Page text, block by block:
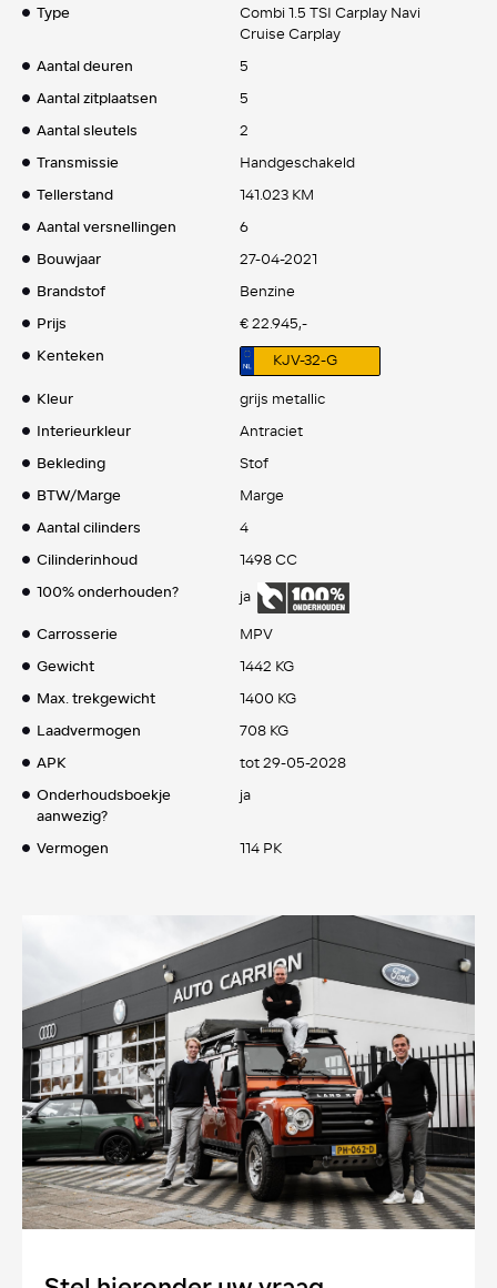
Type
Combi 1.5 TSI Carplay Navi
Cruise Carplay
Aantal deuren
5
Aantal zitplaatsen
5
Aantal sleutels
2
Transmissie
Handgeschakeld
Tellerstand
141.023 KM
Aantal versnellingen
6
Bouwjaar
27-04-2021
Brandstof
Benzine
Prijs
€ 22.945,-
Kenteken
KJV-32-G
Kleur
grijs metallic
Interieurkleur
Antraciet
Bekleding
Stof
BTW/Marge
Marge
Aantal cilinders
4
Cilinderinhoud
1498 CC
100% onderhouden?
ja
Carrosserie
MPV
Gewicht
1442 KG
Max. trekgewicht
1400 KG
Laadvermogen
708 KG
APK
tot 29-05-2028
Onderhoudsboekje
aanwezig?
ja
Vermogen 114 PK